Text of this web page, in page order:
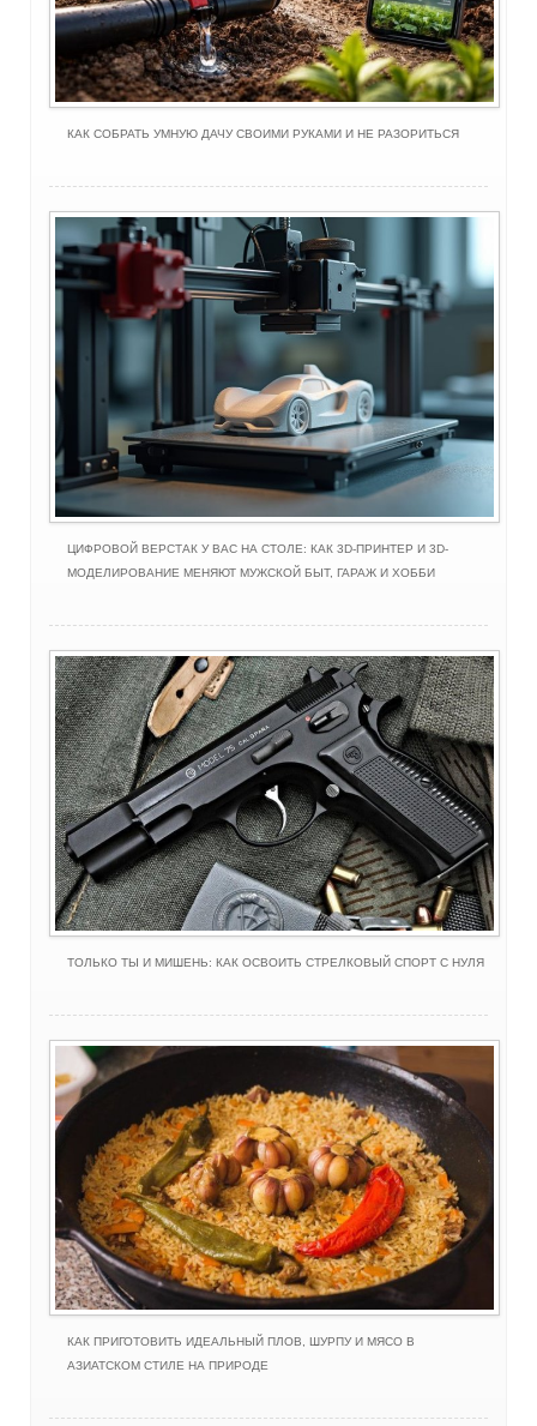
КАК СОБРАТЬ УМНУЮ ДАЧУ СВОИМИ РУКАМИ И НЕ РАЗОРИТЬСЯ
ЦИФРОВОЙ ВЕРСТАК У ВАС НА СТОЛЕ: КАК 3D-ПРИНТЕР И 3D-
МОДЕЛИРОВАНИЕ МЕНЯЮТ МУЖСКОЙ БЫТ, ГАРАЖ И ХОББИ
ТОЛЬКО ТЫ И МИШЕНЬ: КАК ОСВОИТЬ СТРЕЛКОВЫЙ СПОРТ С НУЛЯ
КАК ПРИГОТОВИТЬ ИДЕАЛЬНЫЙ ПЛОВ, ШУРПУ И МЯСО В
АЗИАТСКОМ СТИЛЕ НА ПРИРОДЕ